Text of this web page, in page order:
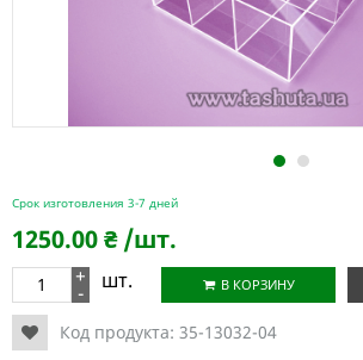
1 2
Срок изготовления 3-7 дней
1250.00₴ /шт.
+
- шт. В КОРЗИНУ
Код продукта: 35-13032-04